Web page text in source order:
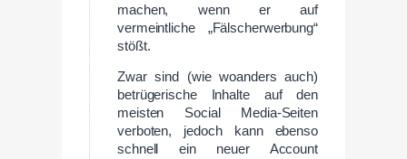
machen, wenn er auf
vermeintliche „Fälscherwerbung“
stößt.
Zwar sind (wie woanders auch)
betrügerische Inhalte auf den
meisten Social Media-Seiten
verboten, jedoch kann ebenso
schnell ein neuer Account